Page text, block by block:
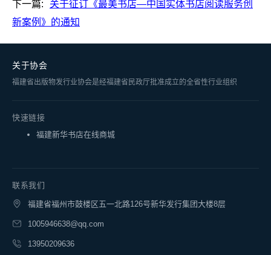
下一篇:
关于征订《最美书店—中国实体书店阅读服务创
新案例》的通知
关于协会
福建省出版物发行业协会是经福建省民政厅批准成立的全省性行业组织
快速链接
福建新华书店在线商城
联系我们
福建省福州市鼓楼区五一北路126号新华发行集团大楼8层
1005946638@qq.com
13950209636